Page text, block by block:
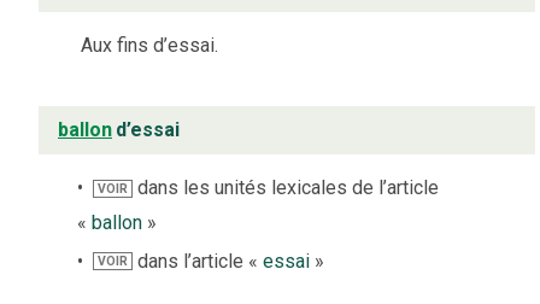
Aux fins d’essai.
ballon d’essai
VOIR
dans les unités lexicales de l’article
« ballon »
VOIR dans l’article «essai »